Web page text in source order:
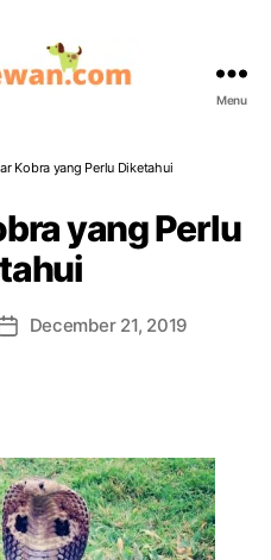
Menu
Kobra yang Perlu Diketahui
yang Perlu
PostDecember 21, 2019